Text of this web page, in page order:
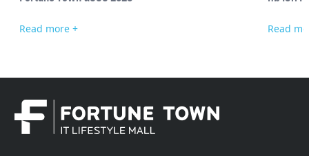
Read more + Read